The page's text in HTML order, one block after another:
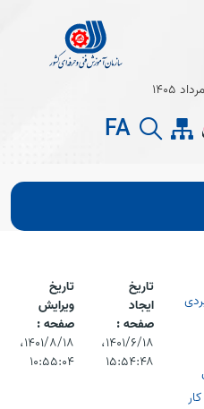
FA
تاریخ
ایجاد
صفحه :
۱۴۰۱/۶/۱۸،‏
۱۵:۵۴:۴۸
تاریخ
ویرایش
صفحه :
۱۴۰۱/۸/۱۸،‏
۱۰:۵۵:۰۴